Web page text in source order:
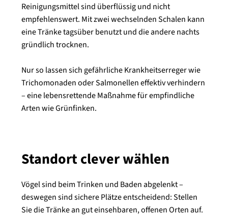
Reinigungsmittel sind überflüssig und nicht
empfehlenswert. Mit zwei wechselnden Schalen kann
eine Tränke tagsüber benutzt und die andere nachts
gründlich trocknen.
Nur so lassen sich gefährliche Krankheitserreger wie
Trichomonaden oder Salmonellen effektiv verhindern
– eine lebensrettende Maßnahme für empfindliche
Arten wie Grünfinken.
Standort clever wählen
Vögel sind beim Trinken und Baden abgelenkt –
deswegen sind sichere Plätze entscheidend: Stellen
Sie die Tränke an gut einsehbaren, offenen Orten auf.